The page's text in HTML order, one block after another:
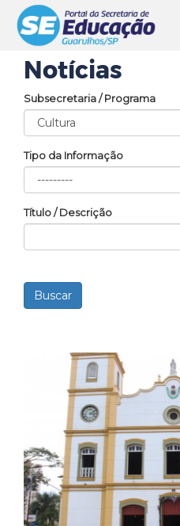
Notícias
Subsecretaria / Programa
Tipo da Informação
Título / Descrição